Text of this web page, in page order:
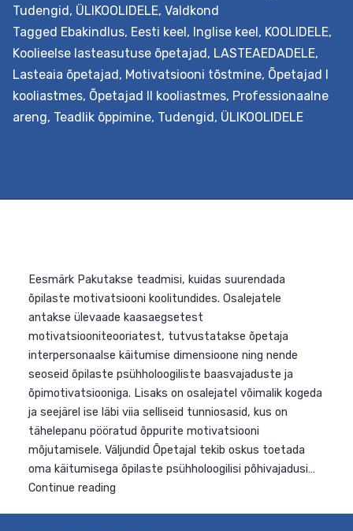
Eesmärk Õpetajate ettevalmistuses ja töös on oluline
koht oskusel orienteeruda olemasolevas õppevaras
valida, kohandada ja luua ise kvaliteetset õppevara.
koolitusega süvendatakse lasteaia- ja kooliõpetajate
ning õpetajahariduse üliõpilaste teadmisi ja oskusi,
analüüsimaks ja hindamaks iseseisvalt õppevara, mis
toetaks laste arengut ja õpilaste õppimist. Väljundid
Koolituse läbinu õpib tundma kvaliteetse õppevara
kriteeriumeid, oskab neist lähtuvalt…
Continue reading
Tudengid, ÜLIKOOLIDELE, Valdkond
Tagged Ebakindlus, Eesti keel, Inglise keel, KOOLIDELE,
Koolieelse lasteasutuse õpetajad, LASTEAEDADELE,
Lasteaia õpetajad, Motivatsiooni tõstmine, Õpetajad I
kooliastmes, Õpetajad II kooliastmes, Professionaalne
areng, Teadlik õppimine, Tudengid, ÜLIKOOLIDELE